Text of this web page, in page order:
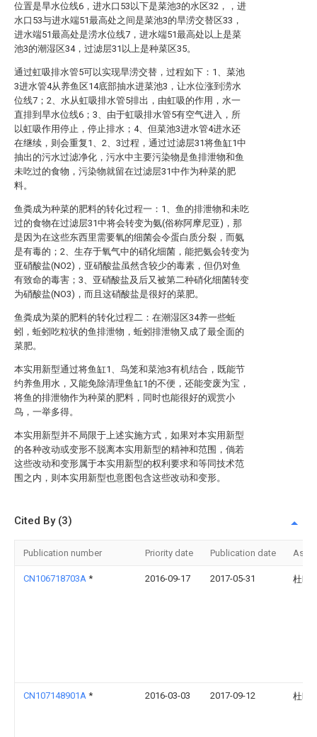
位置是旱水位线6，进水口53以下是菜池3的水区32，，进
水口53与进水端51最高处之间是菜池3的旱涝交替区33，
进水端51最高处是涝水位线7，进水端51最高处以上是菜
池3的潮湿区34，过滤层31以上是种菜区35。
通过虹吸排水管5可以实现旱涝交替，过程如下：1、菜池
3进水管4从养鱼区14底部抽水进菜池3，让水位涨到涝水
位线7；2、水从虹吸排水管5排出，由虹吸的作用，水一
直排到旱水位线6；3、由于虹吸排水管5有空气进入，所
以虹吸作用停止，停止排水；4、但菜池3进水管4进水还
在继续，则会重复1、2、3过程，通过过滤层31将鱼缸1中
抽出的污水过滤净化，污水中主要污染物是鱼排泄物和鱼
未吃过的食物，污染物就留在过滤层31中作为种菜的肥
料。
鱼粪成为种菜的肥料的转化过程一：1、鱼的排泄物和未吃
过的食物在过滤层31中将会转变为氨(俗称阿摩尼亚)，那
是因为在这些东西里需要氧的细菌会令蛋白质分裂，而氨
是有毒的；2、生存于氧气中的硝化细菌，能把氨会转变为
亚硝酸盐(NO2)，亚硝酸盐虽然含较少的毒素，但仍对鱼
有致命的毒害；3、亚硝酸盐及后又被第二种硝化细菌转变
为硝酸盐(NO3)，而且这硝酸盐是很好的菜肥。
鱼粪成为菜的肥料的转化过程二：在潮湿区34养一些蚯
蚓，蚯蚓吃粒状的鱼排泄物，蚯蚓排泄物又成了最全面的
菜肥。
本实用新型通过将鱼缸1、鸟笼和菜池3有机结合，既能节
约养鱼用水，又能免除清理鱼缸1的不便，还能变废为宝，
将鱼的排泄物作为种菜的肥料，同时也能很好的观赏小
鸟，一举多得。
本实用新型并不局限于上述实施方式，如果对本实用新型
的各种改动或变形不脱离本实用新型的精神和范围，倘若
这些改动和变形属于本实用新型的权利要求和等同技术范
围之内，则本实用新型也意图包含这些改动和变形。
Cited By (3)
Publication number Priority date Publication date
CN106718703A * 2016-09-17 2017-05-31 杜晓
CN107148901A * 2016-03-03 2017-09-12 杜晓